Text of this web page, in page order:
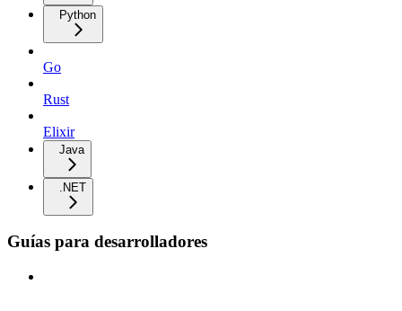
Python
Go
Rust
Elixir
Java
.NET
Guías para desarrolladores